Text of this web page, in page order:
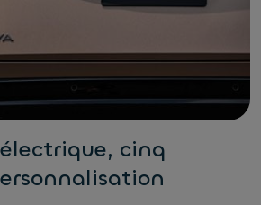
cinq